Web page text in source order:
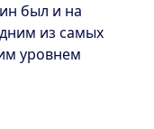
был и на
из самых
уровнем